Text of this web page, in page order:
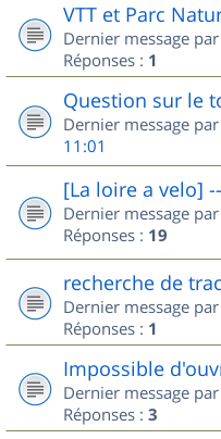
VTT et Parc
Dernier message par
Réponses : 1
Question sur le
Dernier message par
11:01
[La loire a velo]
Dernier message par
Réponses : 19
recherche de
Dernier message par
Réponses : 1
Impossible
Dernier message par
Réponses : 3